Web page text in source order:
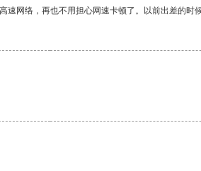
网络，再也不用担心网速卡顿了。以前出差的时